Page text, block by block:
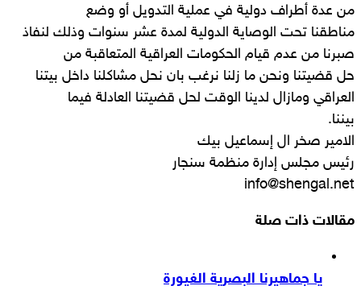
من عدة أطراف دولية في عملية التدويل أو وضع
مناطقنا تحت الوصاية الدولية لمدة عشر سنوات وذلك لنفاذ
صبرنا من عدم قيام الحكومات العراقية المتعاقبة من
حل قضيتنا ونحن ما زلنا نرغب بان نحل مشاكلنا داخل بيتنا
العراقي ومازال لدينا الوقت لحل قضيتنا العادلة فيما
بيننا.
الامير صخر ال إسماعيل بيك
رئيس مجلس إدارة منظمة سنجار
info@shengal.net
مقالات ذات صلة
يا جماهيرنا البصرية الغيورة